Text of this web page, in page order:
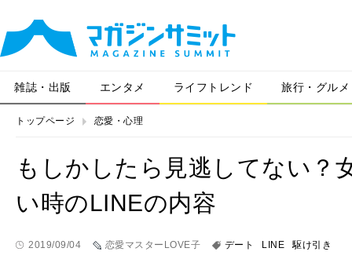
雑誌・出版 エンタメ ライフトレンド 旅行・グルメ
トップページ 恋愛・心理
もしかしたら見逃してない？
い時のLINEの内容
2019/09/04 恋愛マスターLOVE子 デート LINE 駆け引き